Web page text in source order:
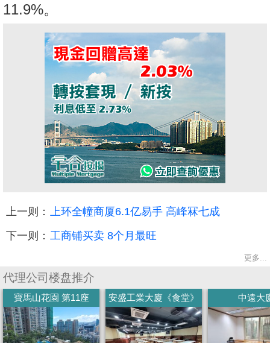
11.9%。
上一则： 上环全幢商厦6.1亿易手 高峰冧七成
下一则： 工商铺买卖 8个月最旺
更多...
代理公司楼盘推介
寶馬山花園 第11座 安盛工業大廈《食堂》 中遠大